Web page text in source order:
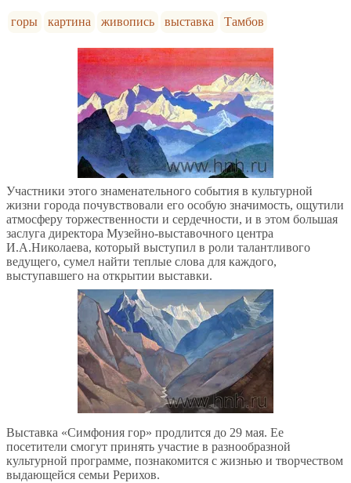
горы картина живопись выставка Тамбов
Участники этого знаменательного события в культурной
жизни города почувствовали его особую значимость, ощутили
атмосферу торжественности и сердечности, и в этом большая
заслуга директора Музейно-выставочного центра
И.А.Николаева, который выступил в роли талантливого
ведущего, сумел найти теплые слова для каждого,
выступавшего на открытии выставки.
Выставка «Симфония гор» продлится до 29 мая. Ее
посетители смогут принять участие в разнообразной
культурной программе, познакомится с жизнью и творчеством
выдающейся семьи Рерихов.